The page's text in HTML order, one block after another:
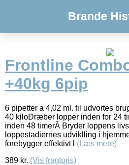
Brande
Frontline
+40kg 6pip
6 pipetter a 4,02 ml. til udvortes
40 kiloDræber lopper inden for 24
inden 48 timerÂ Bryder loppens
loppestadiernes udviklling i
forebygger effektivt l (Læs mere)
389 kr. (Vis fragtpris)